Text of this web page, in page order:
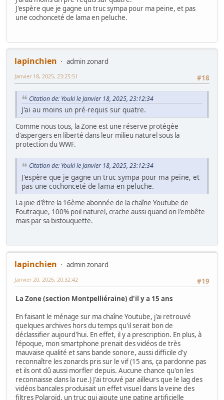
J'espère que je gagne un truc sympa pour ma peine, et pas
une cochonceté de lama en peluche.
lapinchien
admin zonard
#18
Janvier 18, 2025, 23:25:51
Citation de: Youki le Janvier 18, 2025, 23:12:34
J'ai au moins un pré-requis sur quatre.
Comme nous tous, la Zone est une réserve protégée
d'aspergers en liberté dans leur milieu naturel sous la
protection du WWF.
Citation de: Youki le Janvier 18, 2025, 23:12:34
J'espère que je gagne un truc sympa pour ma peine, et
pas une cochonceté de lama en peluche.
La joie d'être la 16ème abonnée de la chaîne Youtube de
Foutraque, 100% poil naturel, crache aussi quand on l'embête
mais par sa bistouquette.
lapinchien
admin zonard
#19
Janvier 20, 2025, 20:32:42
La Zone (section Montpelliéraine) d'il y a 15 ans
En faisant le ménage sur ma chaîne Youtube, j'ai retrouvé
quelques archives hors du temps qu'il serait bon de
déclassifier aujourd'hui. En effet, il y a prescription. En plus, à
l'époque, mon smartphone prenait des vidéos de très
mauvaise qualité et sans bande sonore, aussi difficile d'y
reconnaître les zonards pris sur le vif (15 ans, ça pardonne pas
et ils ont dû aussi morfler depuis. Aucune chance qu'on les
reconnaisse dans la rue.) J'ai trouvé par ailleurs que le lag des
vidéos bancales produisait un effet visuel dans la veine des
filtres Polaroïd, un truc qui ajoute une patine artificielle